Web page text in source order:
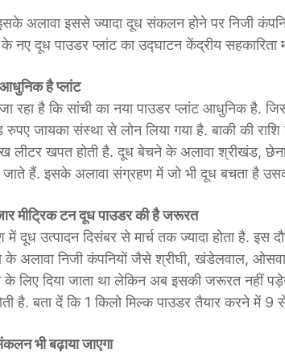
अलावा इससे ज्यादा दूध संकलन होने पर निजी
के नए दूध पाउडर प्लांट का उद्घाटन केंद्रीय
है प्लांट
रहा है कि सांची का नया पाउडर प्लांट आधुनिक है.
रुपए जायका संस्था से लोन लिया गया है. बाकी की
लीटर खपत होती है. दूध बेचने के अलावा श्रीखंड, छेना,
जाते हैं. इसके अलावा संग्रहण में जो भी दूध बचता है
मीट्रिक टन दूध पाउडर की है जरूरत
में दूध उत्पादन दिसंबर से मार्च तक ज्यादा होता है. इस
के अलावा निजी कंपनियों जैसे श्रीघी, खंडेलवाल,
के लिए दिया जाता था लेकिन अब इसकी जरूरत नहीं
है. बता दें कि 1 किलो मिल्क पाउडर तैयार करने में
भी बढ़ाया जाएगा